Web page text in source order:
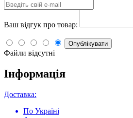
Ваш відгук про товар:
Опублікувати
Файли відсутні
Інформація
Доставка:
По Україні